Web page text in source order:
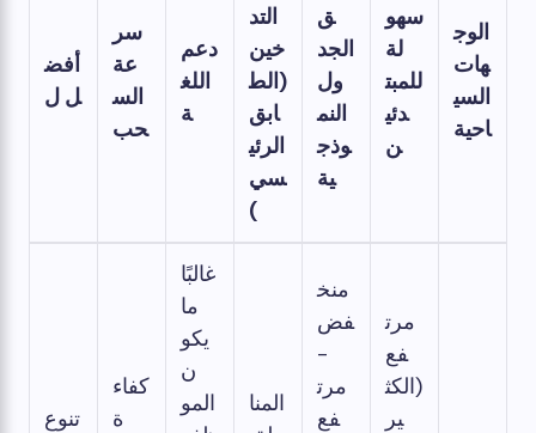
الوج
هات
السي
احية
سهو
لة
للمبت
دئي
ن
ق
الجد
ول
النم
وذج
ية
التد
خين
(الط
ابق
الرئي
سي
)
دعم
اللغ
ة
سر
عة
الس
حب
أفض
ل ل
مرت
فع
(الكث
ير
منخ
فض
-
مرت
فع
المنا
غالبًا
ما
يكو
ن
المو
كفاء
ة
تنوع